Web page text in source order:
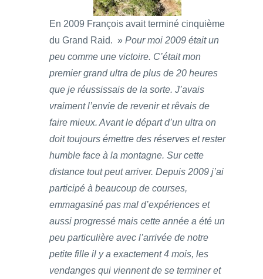
En 2009 François avait terminé cinquième
du Grand Raid. » Pour moi 2009 était un
peu comme une victoire. C’était mon
premier grand ultra de plus de 20 heures
que je réussissais de la sorte. J’avais
vraiment l’envie de revenir et rêvais de
faire mieux. Avant le départ d’un ultra on
doit toujours émettre des réserves et rester
humble face à la montagne. Sur cette
distance tout peut arriver. Depuis 2009 j’ai
participé à beaucoup de courses,
emmagasiné pas mal d’expériences et
aussi progressé mais cette année a été un
peu particulière avec l’arrivée de notre
petite fille il y a exactement 4 mois, les
vendanges qui viennent de se terminer et